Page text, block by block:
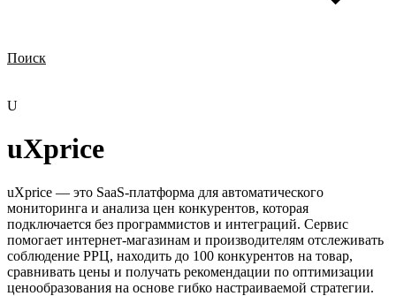
Поиск
U
uXprice
uXprice — это SaaS-платформа для автоматического
мониторинга и анализа цен конкурентов, которая
подключается без программистов и интеграций. Сервис
помогает интернет-магазинам и производителям отслеживать
соблюдение РРЦ, находить до 100 конкурентов на товар,
сравнивать цены и получать рекомендации по оптимизации
ценообразования на основе гибко настраиваемой стратегии.